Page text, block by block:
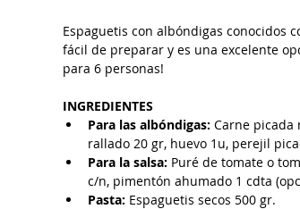
Espaguetis con albóndigas conocidos
fácil de preparar y es una excelente
para 6 personas!
INGREDIENTES
Para las albóndigas: Carne picada
rallado 20 gr, huevo 1u, perejil
Para la salsa: Puré de tomate o
c/n, pimentón ahumado 1 cdta
Pasta: Espaguetis secos 500 gr.